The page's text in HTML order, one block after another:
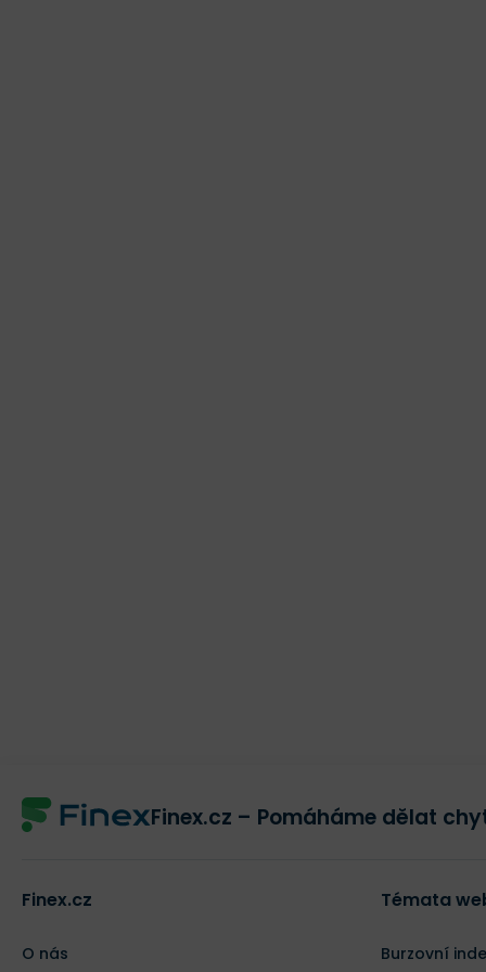
Finex.cz – Pomáháme dělat
Finex.cz
O nás
Témata
Burzovní